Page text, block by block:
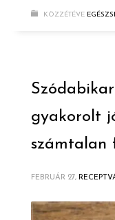
KÖZZÉTÉVE
gyakorolt
számtalan
FEBRUÁR 27,